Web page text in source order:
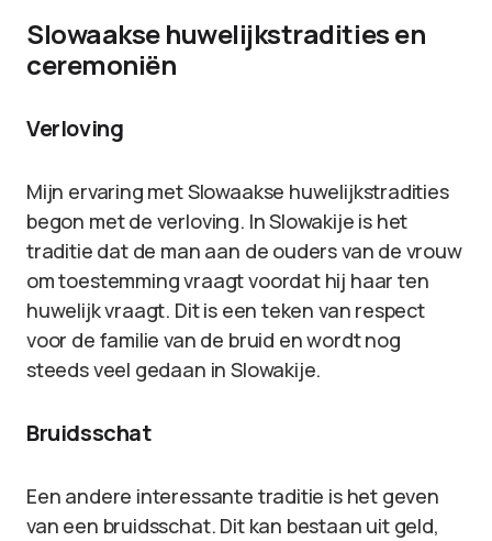
Slowaakse huwelijkstradities en
ceremoniën
Verloving
Mijn ervaring met Slowaakse huwelijkstradities
begon met de verloving. In Slowakije is het
traditie dat de man aan de ouders van de vrouw
om toestemming vraagt voordat hij haar ten
huwelijk vraagt. Dit is een teken van respect
voor de familie van de bruid en wordt nog
steeds veel gedaan in Slowakije.
Bruidsschat
Een andere interessante traditie is het geven
van een bruidsschat. Dit kan bestaan uit geld,